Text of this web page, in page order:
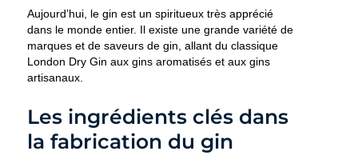
Aujourd’hui, le gin est un spiritueux très apprécié
dans le monde entier. Il existe une grande variété de
marques et de saveurs de gin, allant du classique
London Dry Gin aux gins aromatisés et aux gins
artisanaux.
Les ingrédients clés dans
la fabrication du gin